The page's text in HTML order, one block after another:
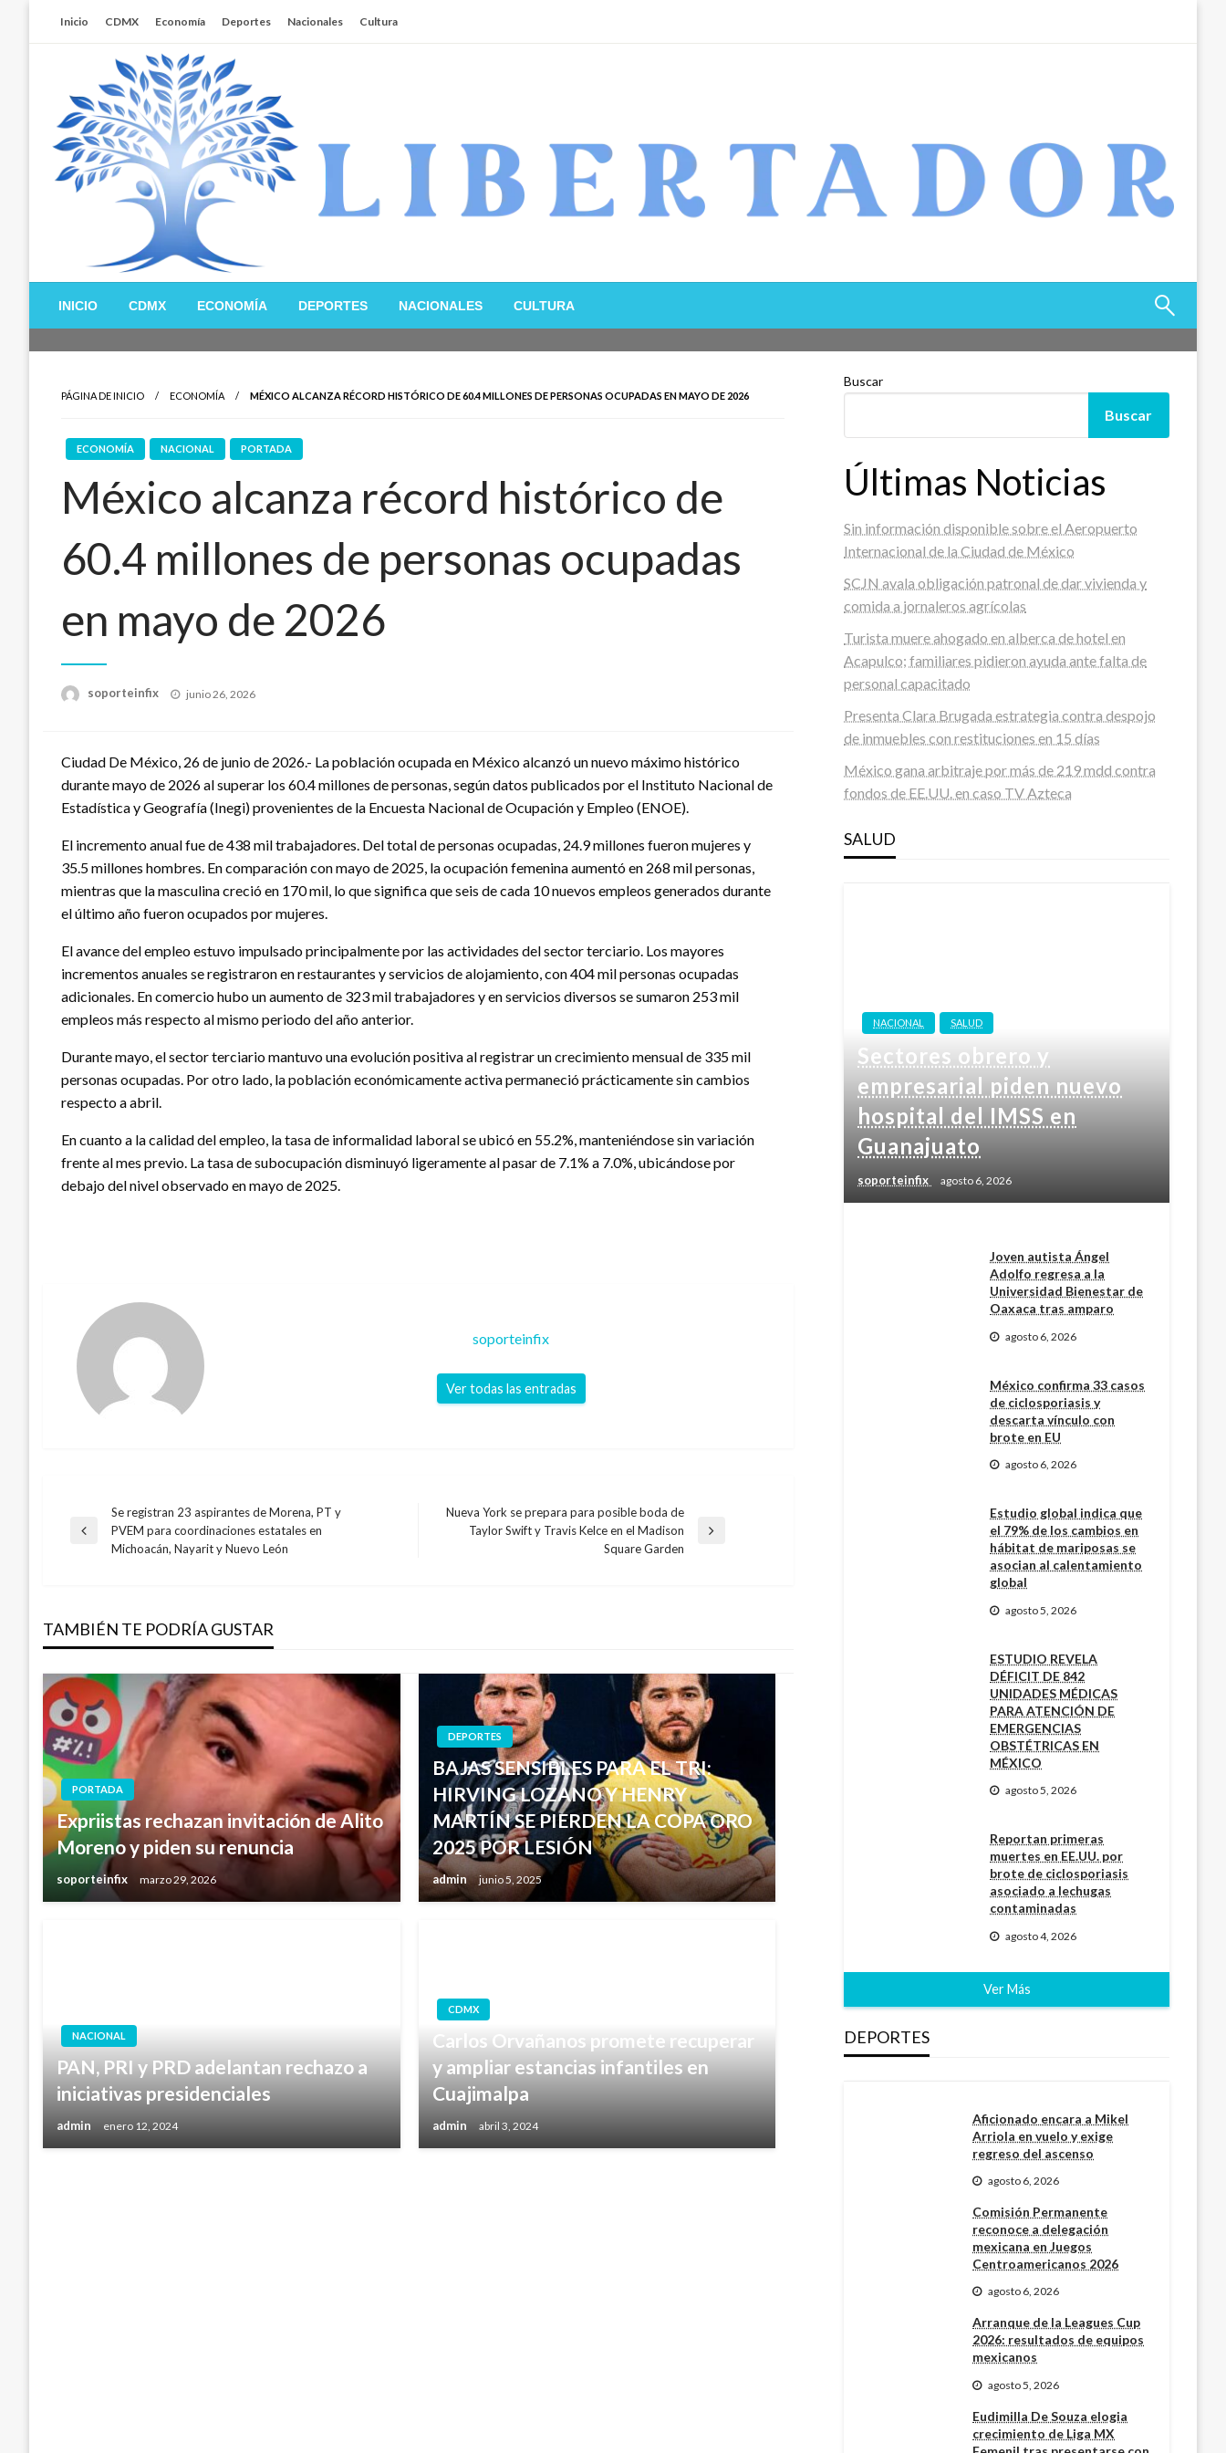
Inicio CDMX Economía Deportes Nacionales Cultura
Libertador MX
INICIO CDMX ECONOMÍA DEPORTES NACIONALES CULTURA
PÁGINA DE INICIO ECONOMÍA MÉXICO ALCANZA RÉCORD HISTÓRICO DE 60.4 MILLONES DE PERSONAS OCUPADAS EN MAYO DE 2026
ECONOMÍA NACIONAL PORTADA
México alcanza récord histórico de
60.4 millones de personas ocupadas
en mayo de 2026
soporteinfix
Publicado
junio 26, 2026
Ciudad De México, 26 de junio de 2026.- La población ocupada en México alcanzó un nuevo máximo histórico
durante mayo de 2026 al superar los 60.4 millones de personas, según datos publicados por el Instituto Nacional de
Estadística y Geografía (Inegi) provenientes de la Encuesta Nacional de Ocupación y Empleo (ENOE).
El incremento anual fue de 438 mil trabajadores. Del total de personas ocupadas, 24.9 millones fueron mujeres y
35.5 millones hombres. En comparación con mayo de 2025, la ocupación femenina aumentó en 268 mil personas,
mientras que la masculina creció en 170 mil, lo que significa que seis de cada 10 nuevos empleos generados durante
el último año fueron ocupados por mujeres.
El avance del empleo estuvo impulsado principalmente por las actividades del sector terciario. Los mayores
incrementos anuales se registraron en restaurantes y servicios de alojamiento, con 404 mil personas ocupadas
adicionales. En comercio hubo un aumento de 323 mil trabajadores y en servicios diversos se sumaron 253 mil
empleos más respecto al mismo periodo del año anterior.
Durante mayo, el sector terciario mantuvo una evolución positiva al registrar un crecimiento mensual de 335 mil
personas ocupadas. Por otro lado, la población económicamente activa permaneció prácticamente sin cambios
respecto a abril.
En cuanto a la calidad del empleo, la tasa de informalidad laboral se ubicó en 55.2%, manteniéndose sin variación
frente al mes previo. La tasa de subocupación disminuyó ligeramente al pasar de 7.1% a 7.0%, ubicándose por
debajo del nivel observado en mayo de 2025.
soporteinfix
Ver todas las entradas
Navegación
entradas
Entrada
anterior
Se registran 23 aspirantes de Morena, PT y
PVEM para coordinaciones estatales en
Michoacán, Nayarit y Nuevo León
Entrada
Nueva York se prepara para posible boda de
Taylor Swift y Travis Kelce en el Madison
Square Garden
TAMBIÉN TE PODRÍA GUSTAR
PORTADA
Expriistas rechazan invitación de Alito
Moreno y piden su renuncia
soporteinfix marzo 29, 2026
DEPORTES
BAJAS SENSIBLES PARA EL TRI:
HIRVING LOZANO Y HENRY
MARTÍN SE PIERDEN LA COPA ORO
2025 POR LESIÓN
admin junio 5, 2025
NACIONAL
PAN, PRI y PRD adelantan rechazo a
iniciativas presidenciales
admin enero 12, 2024
CDMX
Carlos Orvañanos promete recuperar
y ampliar estancias infantiles en
Cuajimalpa
admin abril 3, 2024
Buscar
Buscar
Últimas Noticias
Sin información disponible sobre el Aeropuerto
Internacional de la Ciudad de México
SCJN avala obligación patronal de dar vivienda y
comida a jornaleros agrícolas
Turista muere ahogado en alberca de hotel en
Acapulco; familiares pidieron ayuda ante falta de
personal capacitado
Presenta Clara Brugada estrategia contra despojo
de inmuebles con restituciones en 15 días
México gana arbitraje por más de 219 mdd contra
fondos de EE.UU. en caso TV Azteca
SALUD
NACIONAL SALUD
Sectores obrero y
empresarial piden nuevo
hospital del IMSS en
Guanajuato
soporteinfix agosto 6, 2026
Joven autista Ángel
Adolfo regresa a la
Universidad Bienestar de
Oaxaca tras amparo
agosto 6, 2026
México confirma 33 casos
de ciclosporiasis y
descarta vínculo con
brote en EU
agosto 6, 2026
Estudio global indica que
el 79% de los cambios en
hábitat de mariposas se
asocian al calentamiento
global
agosto 5, 2026
ESTUDIO REVELA
DÉFICIT DE 842
UNIDADES MÉDICAS
PARA ATENCIÓN DE
EMERGENCIAS
OBSTÉTRICAS EN
MÉXICO
agosto 5, 2026
Reportan primeras
muertes en EE.UU. por
brote de ciclosporiasis
asociado a lechugas
contaminadas
agosto 4, 2026
Ver Más
DEPORTES
Aficionado encara a Mikel
Arriola en vuelo y exige
regreso del ascenso
agosto 6, 2026
Comisión Permanente
reconoce a delegación
mexicana en Juegos
Centroamericanos 2026
agosto 6, 2026
Arranque de la Leagues Cup
2026: resultados de equipos
mexicanos
agosto 5, 2026
Eudimilla De Souza elogia
crecimiento de Liga MX